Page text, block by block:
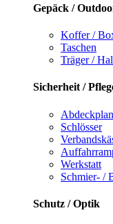
Gepäck /
Koffer /
Taschen
Träger /
Sicherheit /
Schlösser
Werkstatt
Schmier- /
Schutz / Optik